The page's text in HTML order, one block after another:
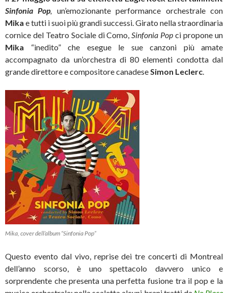
Sinfonia Pop, un’emozionante performance orchestrale con
Mika e tutti i suoi più grandi successi. Girato nella straordinaria
cornice del Teatro Sociale di Como, Sinfonia Pop ci propone un
Mika “inedito” che esegue le sue canzoni più amate
accompagnato da un’orchestra di 80 elementi condotta dal
grande direttore e compositore canadese Simon Leclerc
Mika, cover dell’album “Sinfonia Pop”
Questo evento dal vivo, reprise dei tre concerti di Montreal
dell’anno scorso, è uno spettacolo davvero unico e
sorprendente che presenta una perfetta fusione tra il pop e la